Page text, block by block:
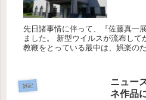
先日諸事情に伴って、『佐藤真一
ました。 新型ウイルスが流布してからというもの、特に大学で
教鞭をとっている最中は、娯楽の
雑記
ニュー
ネ作品